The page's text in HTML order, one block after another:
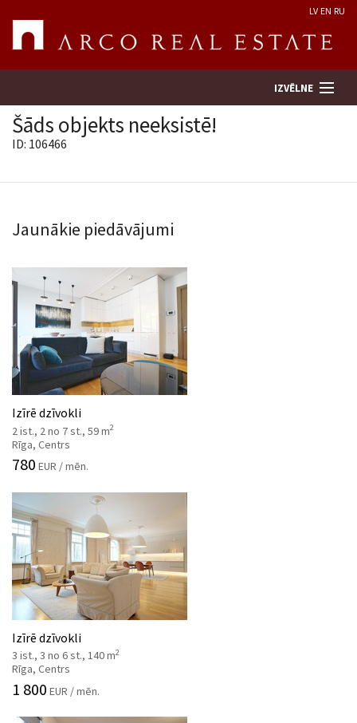
LV EN RU
IZVĒLNE
Uzņēmums
Pakalpojumi
Kontakti
Šāds objekts neeksistē!
ID: 106466
Jaunākie piedāvājumi
Izīrē dzīvokli
2 ist., 2 no 7 st., 59 m2
Rīga, Centrs
780 EUR / mēn.
Izīrē dzīvokli
3 ist., 3 no 6 st., 140 m2
Rīga, Centrs
1 800 EUR / mēn.